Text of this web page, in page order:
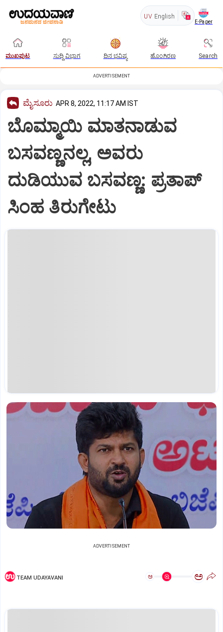
UV English
E-Paper
ಮುಖಪುಟ ಸುದ್ದಿ ವಿಭಾಗ ದಿನ ಭವಿಷ್ಯ ಹೊಂಗಿರಣ Search
ADVERTISEMENT
ಮೈಸೂರು APR 8, 2022, 11:17 AM IST
ಬೊಮ್ಮಾಯಿ ಮಾತನಾಡುವ
ಬಸವಣ್ಣನಲ್ಲ, ಅವರು
ದುಡಿಯುವ ಬಸವಣ್ಣ: ಪ್ರತಾಪ್
ಸಿಂಹ ತಿರುಗೇಟು
ADVERTISEMENT
TEAM UDAYAVANI ಅ ಅ